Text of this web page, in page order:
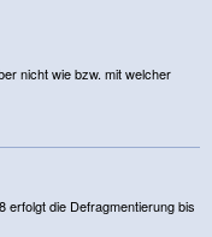
nicht wie bzw. mit welcher
erfolgt die Defragmentierung bis